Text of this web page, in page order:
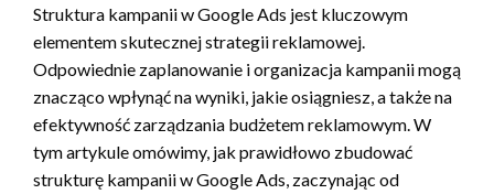
Struktura kampanii w Google Ads jest kluczowym
elementem skutecznej strategii reklamowej.
Odpowiednie zaplanowanie i organizacja kampanii mogą
znacząco wpłynąć na wyniki, jakie osiągniesz, a także na
efektywność zarządzania budżetem reklamowym. W
tym artykule omówimy, jak prawidłowo zbudować
strukturę kampanii w Google Ads, zaczynając od